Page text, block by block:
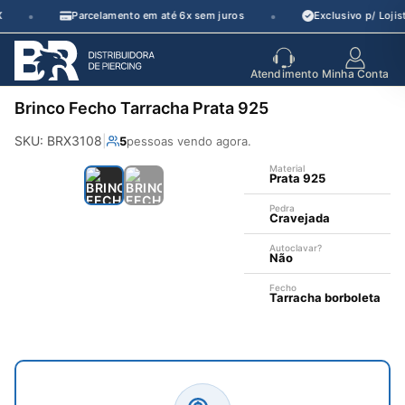
Pular
para
conteúdo
• Parcelamento em até 6x sem juros • Exclusivo p/
de crescimento
Atendimento Minha Conta
Brinco Fecho Tarracha Prata 925
SKU: BRX3108 5pessoas vendo agora.
Material
Prata 925
Pedra
Cravejada
Autoclavar?
Não
Fecho
Tarracha borboleta